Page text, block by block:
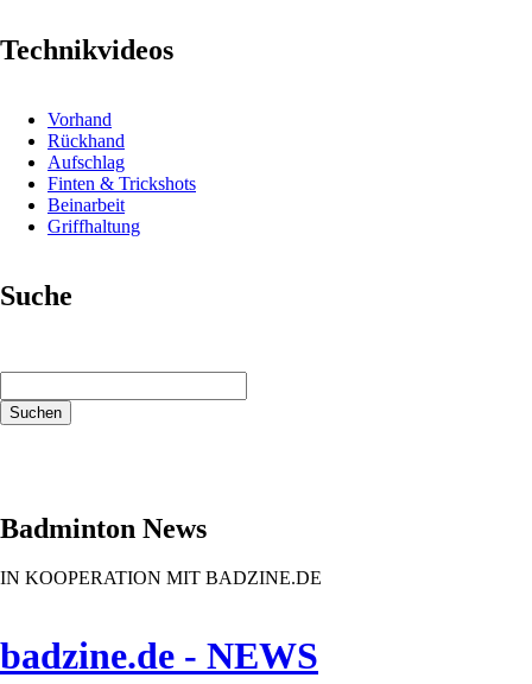
Technikvideos
Vorhand
Rückhand
Aufschlag
Finten & Trickshots
Beinarbeit
Griffhaltung
Suche
Suchen
Badminton News
IN KOOPERATION MIT BADZINE.DE
badzine.de - NEWS